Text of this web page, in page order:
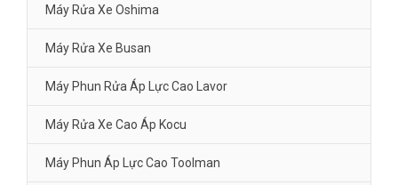
Máy Rửa Xe Oshima
Máy Rửa Xe Busan
Máy Phun Rửa Áp Lực Cao Lavor
Máy Rửa Xe Cao Áp Kocu
Máy Phun Áp Lực Cao Toolman